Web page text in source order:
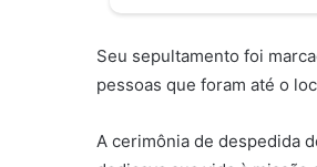
Seu sepultamento foi
pessoas que foram até o
A cerimônia de despedida